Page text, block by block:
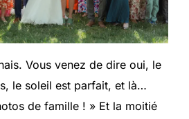
Vous venez de dire oui, le
le soleil est parfait, et là…
de famille ! » Et la moitié